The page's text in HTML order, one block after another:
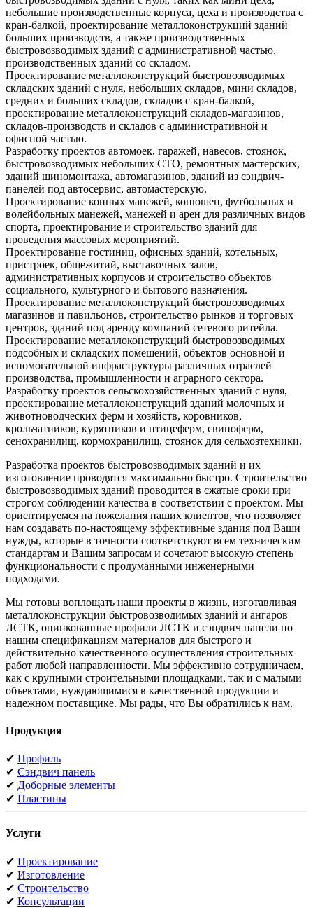
небольшие производственные корпуса, цеха и производства с
кран-балкой, проектирование металлоконструкций зданий
больших производств, а также производственных
быстровозводимых зданий с административной частью,
производственных зданий со складом.
Проектирование металлоконструкций быстровозводимых
складских зданий с нуля, небольших складов, мини складов,
средних и больших складов, складов с кран-балкой,
проектирование металлоконструкций складов-магазинов,
складов-производств и складов с административной и
офисной частью.
Разработку проектов автомоек, гаражей, навесов, стоянок,
быстровозводимых небольших СТО, ремонтных мастерских,
зданий шиномонтажа, автомагазинов, зданий из сэндвич-
панелей под автосервис, автомастерскую.
Проектирование конных манежей, конюшен, футбольных и
волейбольных манежей, манежей и арен для различных видов
спорта, проектирование и строительство зданий для
проведения массовых мероприятий.
Проектирование гостиниц, офисных зданий, котельных,
пристроек, общежитий, выставочных залов,
административных корпусов и строительство объектов
социального, культурного и бытового назначения.
Проектирование металлоконструкций быстровозводимых
магазинов и павильонов, строительство рынков и торговых
центров, зданий под аренду компаний сетевого ритейла.
Проектирование металлоконструкций быстровозводимых
подсобных и складских помещений, объектов основной и
вспомогательной инфраструктуры различных отраслей
производства, промышленности и аграрного сектора.
Разработку проектов сельскохозяйственных зданий с нуля,
проектирование металлоконструкций зданий молочных и
животноводческих ферм и хозяйств, коровников,
крольчатников, курятников и птицеферм, свиноферм,
сенохранилищ, кормохранилищ, стоянок для сельхозтехники.
Разработка проектов быстровозводимых зданий и их
изготовление проводятся максимально быстро. Строительство
быстровозводимых зданий проводится в сжатые сроки при
строгом соблюдении качества в соответствии с проектом. Мы
ориентируемся на пожелания наших клиентов, что позволяет
нам создавать по-настоящему эффективные здания под Ваши
нужды, которые в точности соответствуют всем техническим
стандартам и Вашим запросам и сочетают высокую степень
функциональности с продуманными инженерными
подходами.
Мы готовы воплощать наши проекты в жизнь, изготавливая
металлоконструкции быстровозводимых зданий и ангаров
ЛСТК, оцинкованные профили ЛСТК и сэндвич панели по
нашим спецификациям материалов для быстрого и
действительно качественного осуществления строительных
работ любой направленности. Мы эффективно сотрудничаем,
как с крупными строительными площадками, так и с малыми
объектами, нуждающимися в качественной продукции и
надежном поставщике. Мы рады, что Вы обратились к нам.
Продукция
✔ Профиль
✔ Сэндвич панель
✔ Доборные элементы
✔ Пластины
Услуги
✔ Проектирование
✔ Изготовление
✔ Строительство
✔ Консультации